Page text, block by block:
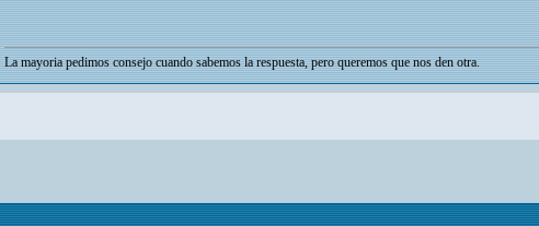
La mayoria pedimos consejo cuando sabemos la respuesta, pero queremos que nos den otra.